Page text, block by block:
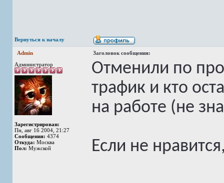
Вернуться к началу
Admin
Заголовок сообщения:
Администратор
Зарегистрирован:
Пн, авг 16 2004, 21:27
Сообщения: 4374
Откуда: Москва
Пол: Мужской
Отменили по
трафик и кто
на работе (не
Если не